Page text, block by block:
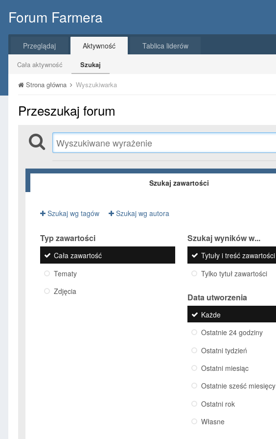
Forum Farmera
Przeglądaj Aktywność
Cała aktywność Szukaj
Tablica liderów
Strona główna Wyszukiwarka
Przeszukaj forum
Szukaj zawartości
Szukaj wg tagów Szukaj wg autora
Typ zawartości
Cała zawartość
Tematy
Zdjęcia
Szukaj wyników w...
Tytuły i treść zawartości
Tylko tytuł zawartości
Data utworzenia
Każde
Ostatnie 24 godziny
Ostatni tydzień
Ostatni miesiąc
Ostatnie sześć miesięcy
Ostatni rok
Własne